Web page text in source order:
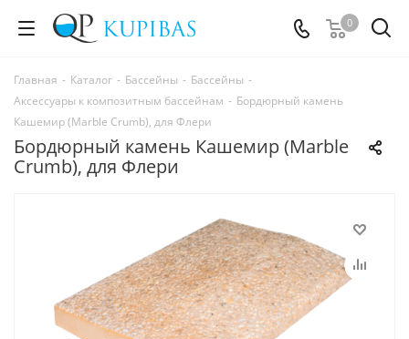
0
Главная - Каталог - Бассейны - Бассейны -
Аксессуары к композитным бассейнам - Бордюрный камень
Кашемир (Marble Crumb), для Флери
Бордюрный камень Кашемир (Marble
Crumb), для Флери